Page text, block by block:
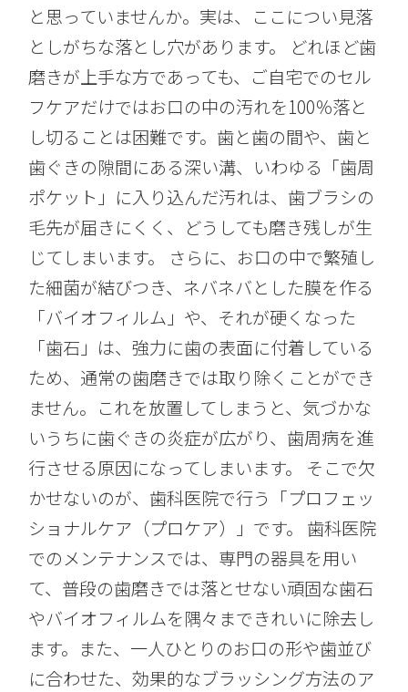
と思っていませんか。実は、ここについ見落
としがちな落とし穴があります。 どれほど歯
磨きが上手な方であっても、ご自宅でのセル
フケアだけではお口の中の汚れを100％落と
し切ることは困難です。歯と歯の間や、歯と
歯ぐきの隙間にある深い溝、いわゆる「歯周
ポケット」に入り込んだ汚れは、歯ブラシの
毛先が届きにくく、どうしても磨き残しが生
じてしまいます。 さらに、お口の中で繁殖し
た細菌が結びつき、ネバネバとした膜を作る
「バイオフィルム」や、それが硬くなった
「歯石」は、強力に歯の表面に付着している
ため、通常の歯磨きでは取り除くことができ
ません。これを放置してしまうと、気づかな
いうちに歯ぐきの炎症が広がり、歯周病を進
行させる原因になってしまいます。 そこで欠
かせないのが、歯科医院で行う「プロフェッ
ショナルケア（プロケア）」です。 歯科医院
でのメンテナンスでは、専門の器具を用い
て、普段の歯磨きでは落とせない頑固な歯石
やバイオフィルムを隅々まできれいに除去し
ます。また、一人ひとりのお口の形や歯並び
に合わせた、効果的なブラッシング方法のア